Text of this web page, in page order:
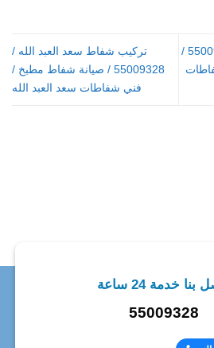
صيانة شفاط الأندلس / 55009328 /
تركيب شفاط سعد العبد الله /
55009328 / صيانة شفاط مطبخ /
فني شفاطات سعد العبد الله
بنا خدمة 24 ساعة
55009328